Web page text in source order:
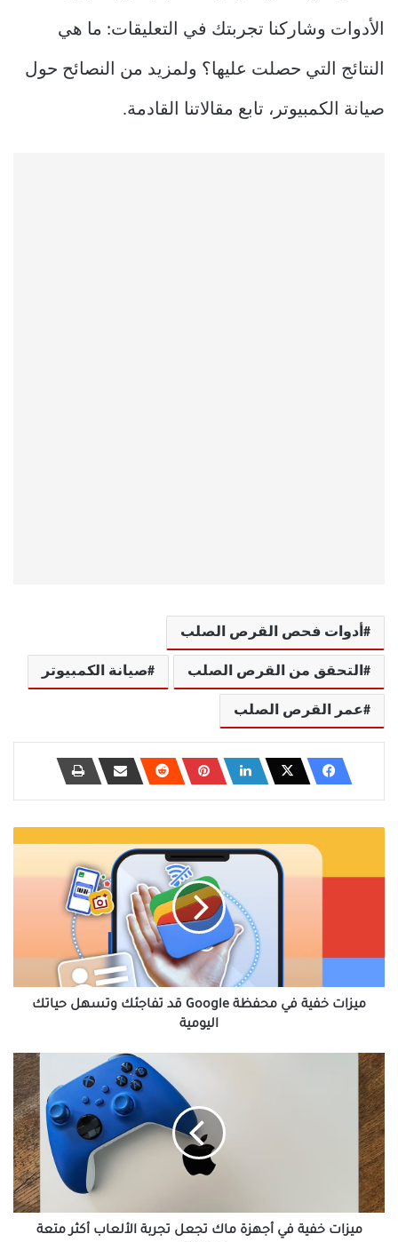
الأدوات وشاركنا تجربتك في التعليقات: ما هي
النتائج التي حصلت عليها؟ ولمزيد من النصائح حول
صيانة الكمبيوتر، تابع مقالاتنا القادمة.
أدوات فحص القرص الصلب
التحقق من القرص الصلب صيانة الكمبيوتر
عمر القرص الصلب
اليومية
ميزات خفية في محفظة Google قد تفاجئك وتسهل حياتك
اليومية
ميزات
خفية
في
أجهزة
ماك
تجعل
تجربة
الألعاب
أكثر
ميزات خفية في أجهزة ماك تجعل تجربة الألعاب أكثر متعة